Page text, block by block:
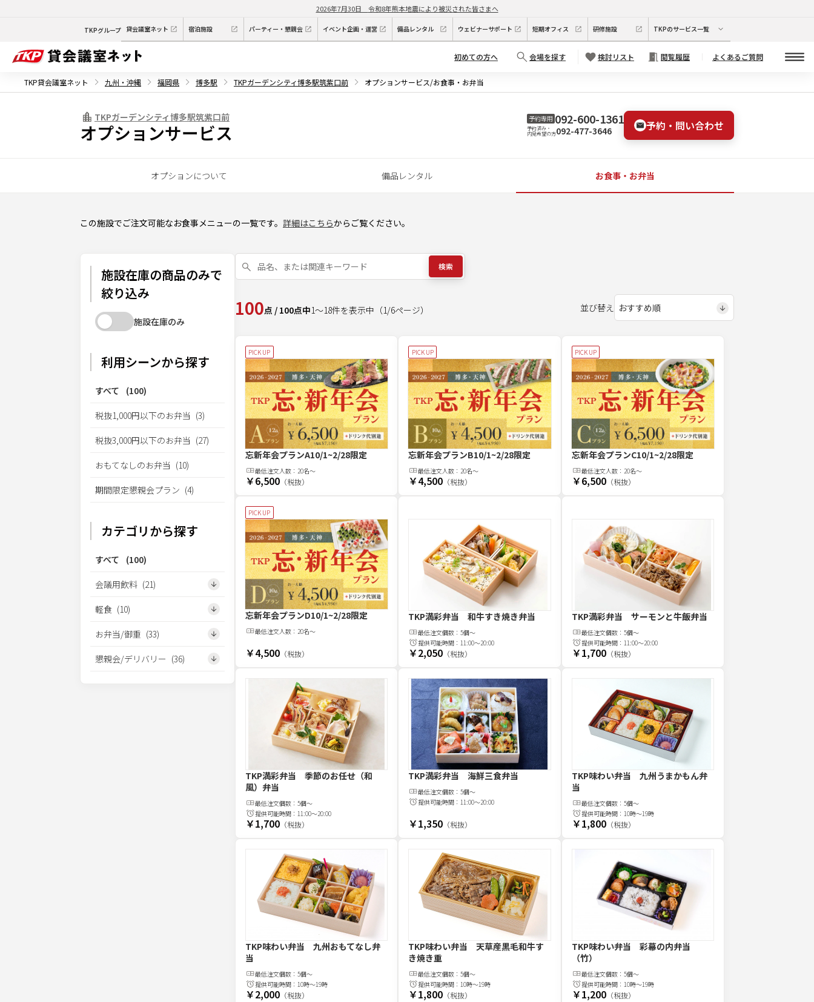
2026年7月30日 令和8年熊本地震により被災された皆さまへ
TKPグループ 貸会議室ネット 宿泊施設 パーティー・懇親会 イベント企画・運営 備品レンタル ウェビナーサポート 短期オフィス 研修施設 TKPのサービス一覧
初めての方へ 会場を探す 検討リスト 閲覧履歴 よくあるご質問
TKP貸会議室ネット 九州・沖縄 福岡県 博多駅 TKPガーデンシティ博多駅筑紫口前 オプションサービス/お食事・お弁当
TKPガーデンシティ博多駅筑紫口前
オプションサービス
予約専用 092-600-1361
予約済み・
内見希望の方092-477-3646 予約・問い合わせ
オプションについて 備品レンタル お食事・お弁当
この施設でご注文可能なお食事メニューの一覧です。 詳細はこちらからご覧ください。
施設在庫の商品のみで
絞り込み
施設在庫のみ
利用シーンから探す
すべて (100)
税抜1,000円以下のお弁当 (3)
税抜3,000円以下のお弁当 (27)
おもてなしのお弁当 (10)
期間限定懇親会プラン (4)
カテゴリから探す
すべて (100)
会議用飲料 (21)
軽食 (10)
お弁当/御重 (33)
懇親会/デリバリー (36)
検索
100点 / 100点中1～18件を表示中 （1/6ページ） 並び替え
PICK UP
忘新年会プランA10/1~2/28限定
最低注文人数： 20名〜
￥6,500 （税抜）
PICK UP
忘新年会プランB10/1~2/28限定
最低注文人数： 20名〜
￥4,500 （税抜）
PICK UP
忘新年会プランC10/1~2/28限定
最低注文人数： 20名〜
￥6,500（税抜）
PICK UP
忘新年会プランD10/1~2/28限定
最低注文人数： 20名〜
￥4,500 （税抜）
TKP満彩弁当 和牛すき焼き弁当
最低注文個数：5個～
提供可能時間： 11:00～20:00
￥2,050 （税抜）
TKP満彩弁当 サーモンと牛飯弁当
最低注文個数： 5個～
提供可能時間： 11:00～20:00
￥1,700（税抜）
TKP満彩弁当 季節のお任せ（和
風）弁当
最低注文個数： 5個～
提供可能時間： 11:00～20:00
￥1,700 （税抜）
TKP満彩弁当 海鮮三食弁当
最低注文個数：5個～
提供可能時間： 11:00～20:00
￥1,350 （税抜）
TKP味わい弁当 九州うまかもん弁
当
最低注文個数： 5個～
提供可能時間： 10時～19時
￥1,800（税抜）
TKP味わい弁当 九州おもてなし弁
当
最低注文個数： 5個～
提供可能時間： 10時～19時
￥2,000 （税抜）
TKP味わい弁当 天草産黒毛和牛す
き焼き重
最低注文個数：5個～
提供可能時間： 10時～19時
￥1,800 （税抜）
TKP味わい弁当 彩幕の内弁当
（竹）
最低注文個数： 5個～
提供可能時間： 10時～19時
￥1,200（税抜）